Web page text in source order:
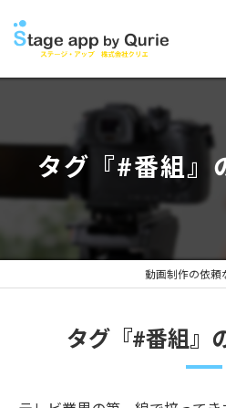
タグ『#番組』
動画制作の依頼
タグ『#番組』